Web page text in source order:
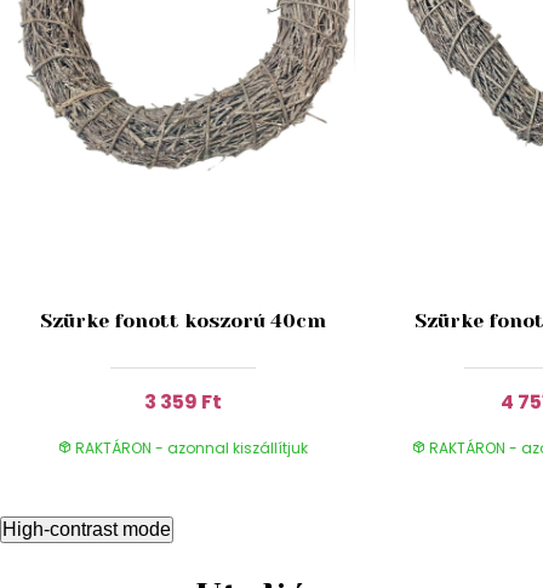
Szürke fonott koszorú 40cm
3 359 Ft
RAKTÁRON - azonnal kiszállítjuk
Szürke
4
RAKTÁRON -
High-contrast mode